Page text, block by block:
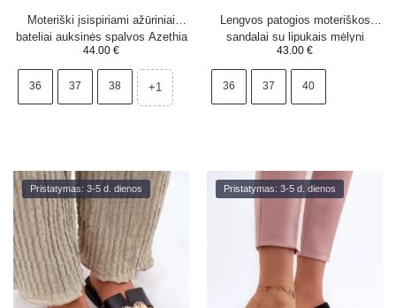
Moteriški įsispiriami ažūriniai
bateliai auksinės spalvos Azethia
44.00 €
36 37 38 +1
Lengvos patogios moteriškos
sandalai su lipukais mėlyni
Ceclea
43.00 €
36 37 40
Pristatymas: 3-5 d. dienos Pristatymas: 3-5 d. dienos